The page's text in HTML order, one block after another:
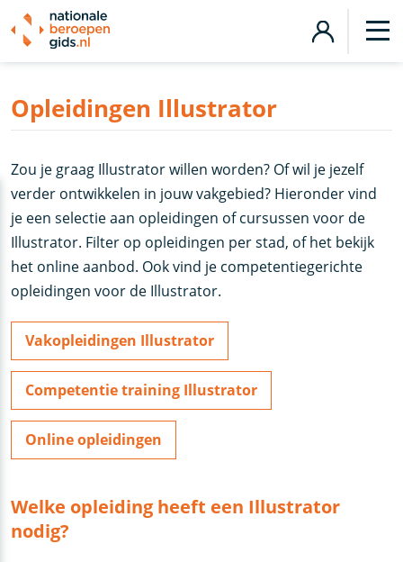
Opleidingen Illustrator
Zou je graag Illustrator willen worden? Of wil je jezelf
verder ontwikkelen in jouw vakgebied? Hieronder vind
je een selectie aan opleidingen of cursussen voor de
Illustrator. Filter op opleidingen per stad, of het bekijk
het online aanbod. Ook vind je competentiegerichte
opleidingen voor de Illustrator.
Vakopleidingen Illustrator
Competentie training Illustrator
Online opleidingen
Welke opleiding heeft een Illustrator
nodig?